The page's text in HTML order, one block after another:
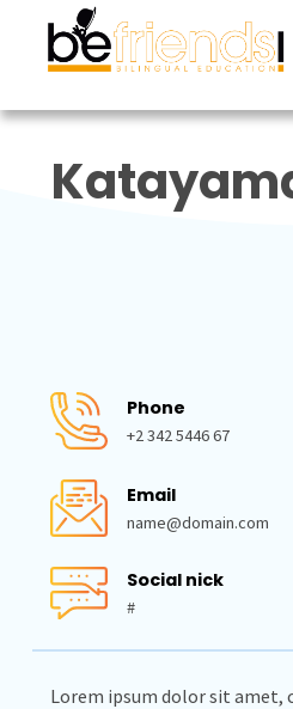
Phone
+2 342 5446 67
Email
name@domain.com
Social nick
#
Lorem ipsum dolor sit amet,